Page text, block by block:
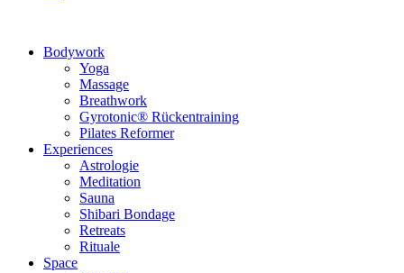
Bodywork
Yoga
Massage
Breathwork
Gyrotonic® Rückentraining
Pilates Reformer
Experiences
Astrologie
Meditation
Sauna
Shibari Bondage
Retreats
Rituale
Space